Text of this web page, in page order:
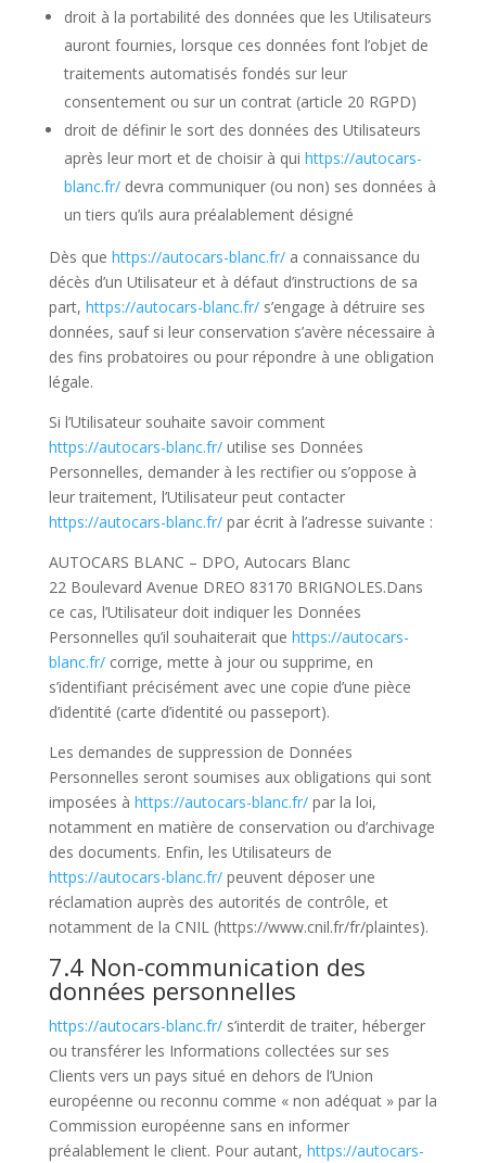
droit à la portabilité des données que les Utilisateurs
auront fournies, lorsque ces données font l’objet de
traitements automatisés fondés sur leur
consentement ou sur un contrat (article 20 RGPD)
droit de définir le sort des données des Utilisateurs
après leur mort et de choisir à qui https://autocars-
blanc.fr/devra communiquer (ou non) ses données à
un tiers qu’ils aura préalablement désigné
Dès que https://autocars-blanc.fr/a connaissance du
décès d’un Utilisateur et à défaut d’instructions de sa
part, https://autocars-blanc.fr/s’engage à détruire ses
données, sauf si leur conservation s’avère nécessaire à
des fins probatoires ou pour répondre à une obligation
légale.
Si l’Utilisateur souhaite savoir comment
https://autocars-blanc.fr/utilise ses Données
Personnelles, demander à les rectifier ou s’oppose à
leur traitement, l’Utilisateur peut contacter
https://autocars-blanc.fr/par écrit à l’adresse suivante :
AUTOCARS BLANC – DPO, Autocars Blanc
22 Boulevard Avenue DREO 83170 BRIGNOLES.Dans
ce cas, l’Utilisateur doit indiquer les Données
Personnelles qu’il souhaiterait que https://autocars-
blanc.fr/corrige, mette à jour ou supprime, en
s’identifiant précisément avec une copie d’une pièce
d’identité (carte d’identité ou passeport).
Les demandes de suppression de Données
Personnelles seront soumises aux obligations qui sont
imposées à https://autocars-blanc.fr/par la loi,
notamment en matière de conservation ou d’archivage
des documents. Enfin, les Utilisateurs de
https://autocars-blanc.fr/peuvent déposer une
réclamation auprès des autorités de contrôle, et
notamment de la CNIL (https://www.cnil.fr/fr/plaintes).
7.4 Non-communication des
données personnelles
https://autocars-blanc.fr/s’interdit de traiter, héberger
ou transférer les Informations collectées sur ses
Clients vers un pays situé en dehors de l’Union
européenne ou reconnu comme « non adéquat » par la
Commission européenne sans en informer
préalablement le client. Pour autant, https://autocars-